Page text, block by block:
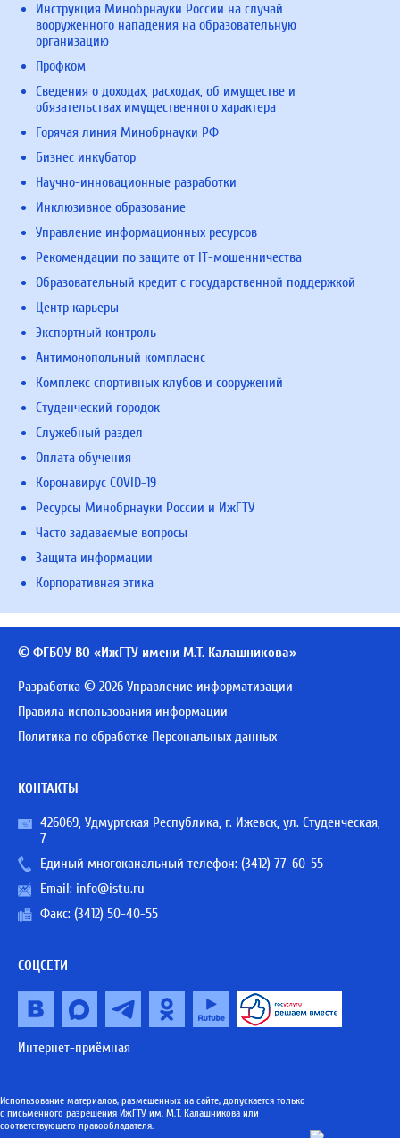
Инструкция Минобрнауки России на случай
вооруженного нападения на образовательную
организацию
Профком
Сведения о доходах, расходах, об имуществе и
обязательствах имущественного характера
Горячая линия Минобрнауки РФ
Бизнес инкубатор
Научно-инновационные разработки
Инклюзивное образование
Управление информационных ресурсов
Рекомендации по защите от IT-мошенничества
Образовательный кредит с государственной поддержкой
Центр карьеры
Экспортный контроль
Антимонопольный комплаенс
Комплекс спортивных клубов и сооружений
Студенческий городок
Служебный раздел
Оплата обучения
Коронавирус COVID-19
Ресурсы Минобрнауки России и ИжГТУ
Часто задаваемые вопросы
Защита информации
Корпоративная этика
© ФГБОУ ВО «ИжГТУ имени М.Т. Калашникова»
Разработка © 2026 Управление информатизации
Правила использования информации
Политика по обработке Персональных данных
КОНТАКТЫ
426069, Удмуртская Республика, г. Ижевск, ул. Студенческая,
7
Единый многоканальный телефон: (3412) 77-60-55
Email: info@istu.ru
Факс: (3412) 50-40-55
СОЦСЕТИ
Интернет-приёмная
Использование материалов, размещенных на сайте, допускается только
с письменного разрешения ИжГТУ им. М.Т. Калашникова или
соответствующего правообладателя.